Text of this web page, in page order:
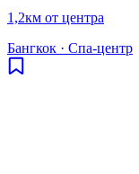
1,2км от центра
Бангкок · Спа-центр